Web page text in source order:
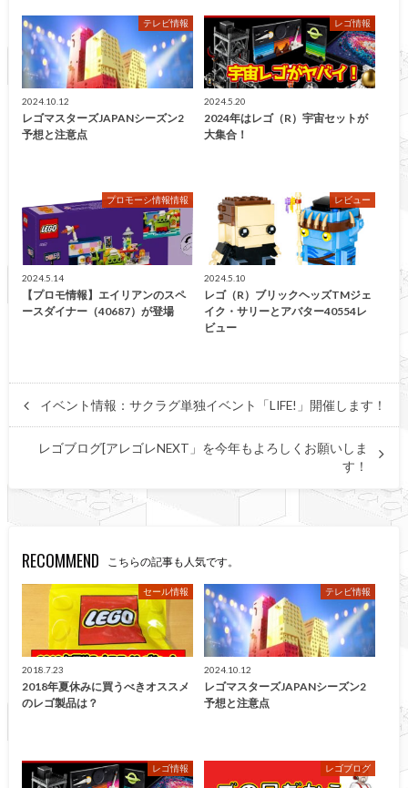
テレビ情報
2024.10.12
レゴマスターズJAPANシーズン2
予想と注意点
レゴ情報
2024.5.20
2024年はレゴ（R）宇宙セットが
大集合！
プロモーシ情報情報
2024.5.14
【プロモ情報】エイリアンのスペ
ースダイナー（40687）が登場
レビュー
2024.5.10
レゴ（R）ブリックヘッズTMジェ
イク・サリーとアバター40554レ
ビュー
イベント情報：サクラグ単独イベント「LIFE!」開催します！
レゴブログ[アレゴレNEXT」を今年もよろしくお願いしま
す！
RECOMMEND こちらの記事も人気です。
セール情報
2018.7.23
2018年夏休みに買うべきオススメ
のレゴ製品は？
テレビ情報
2024.10.12
レゴマスターズJAPANシーズン2
予想と注意点
レゴ情報 レゴブログ